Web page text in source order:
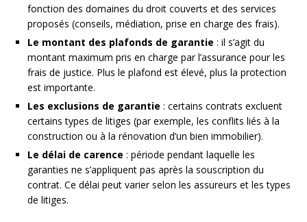
fonction des domaines du droit couverts et des services
proposés (conseils, médiation, prise en charge des frais).
Le montant des plafonds de garantie : il s’agit du
montant maximum pris en charge par l’assurance pour les
frais de justice. Plus le plafond est élevé, plus la protection
est importante.
Les exclusions de garantie : certains contrats excluent
certains types de litiges (par exemple, les conflits liés à la
construction ou à la rénovation d’un bien immobilier).
Le délai de carence : période pendant laquelle les
garanties ne s’appliquent pas après la souscription du
contrat. Ce délai peut varier selon les assureurs et les types
de litiges.